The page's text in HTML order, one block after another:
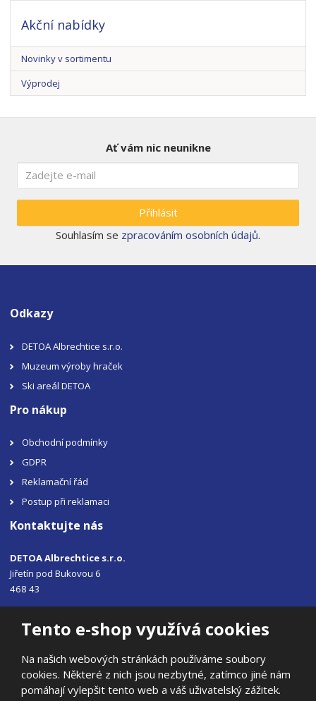
Tento e-shop využívá cookies
Na našich webových stránkách používáme soubory
cookies. Některé z nich jsou nezbytné, zatímco jiné nám
pomáhají vylepšit tento web a váš uživatelský zážitek.
Akční nabídky
Novinky v sortimentu
Výprodej
Ať vám nic neunikne
Přihlásit
Souhlasím se zpracováním osobních údajů.
Odkazy
DETOA Albrechtice s.r.o.
Muzeum výroby hraček
Ski areál DETOA
Pro nákup
Obchodní podmínky
GDPR
Reklamační řád
Postup při reklamaci
Kontaktujte nás
DETOA Albrechtice s.r.o.
Jiřetín pod Bukovou 6
468 43
Email:sales@detoa.cz